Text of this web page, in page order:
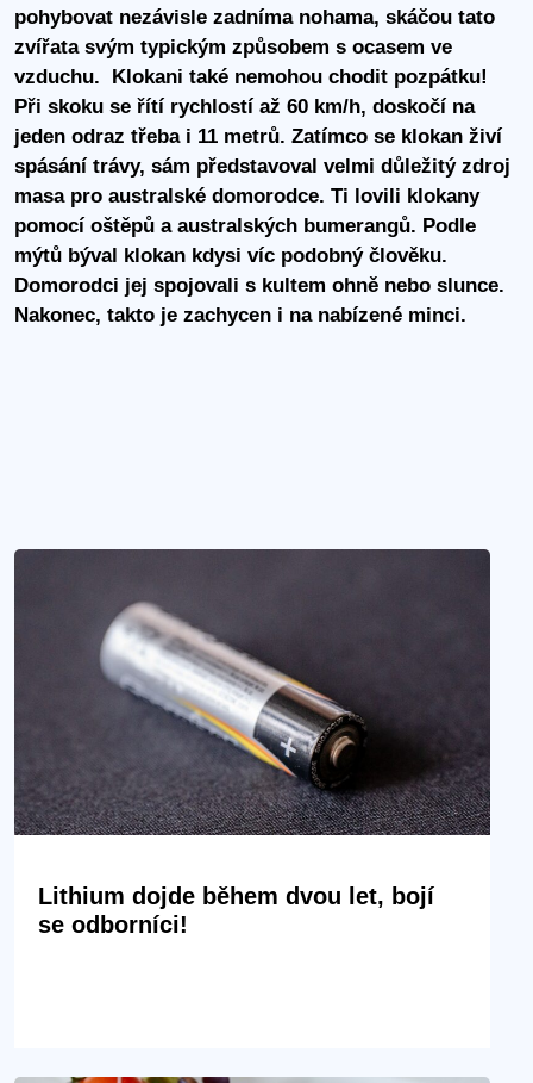
pohybovat nezávisle zadníma nohama, skáčou tato
zvířata svým typickým způsobem s ocasem ve
vzduchu. Klokani také nemohou chodit pozpátku!
Při skoku se řítí rychlostí až 60 km/h, doskočí na
jeden odraz třeba i 11 metrů. Zatímco se klokan živí
spásání trávy, sám představoval velmi důležitý zdroj
masa pro australské domorodce. Ti lovili klokany
pomocí oštěpů a australských bumerangů. Podle
mýtů býval klokan kdysi víc podobný člověku.
Domorodci jej spojovali s kultem ohně nebo slunce.
Nakonec, takto je zachycen i na nabízené minci.
Lithium dojde během dvou let, bojí
se odborníci!